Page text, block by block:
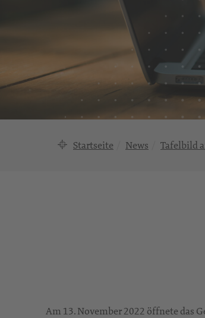
Startseite News Tafelbild
Am 13. November 2022 öffnete das